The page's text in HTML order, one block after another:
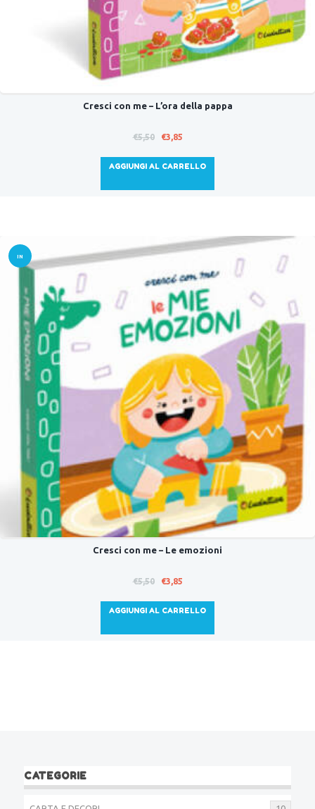
Cresci con me – L’ora della pappa
€5,50
Il
originale
€3,85Il
attuale
AGGIUNGI AL CARRELLO
IN
TA!
Cresci con me – Le emozioni
€5,50
Il
originale
€3,85Il
attuale
AGGIUNGI AL CARRELLO
CATEGORIE